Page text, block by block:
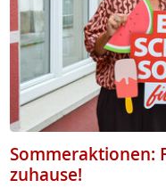
Sommeraktionen:
zuhause!